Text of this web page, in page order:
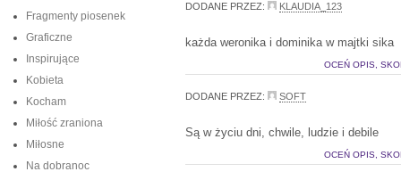
Fragmenty piosenek
Graficzne
Inspirujące
Kobieta
Kocham
Miłość zraniona
Miłosne
Na dobranoc
DODANE PRZEZ: KLAUDIA_123
każda weronika i dominika w majtki sika
OCEŃ OPIS,
DODANE PRZEZ: SOFT
Są w życiu dni, chwile, ludzie i debile
OCEŃ OPIS,